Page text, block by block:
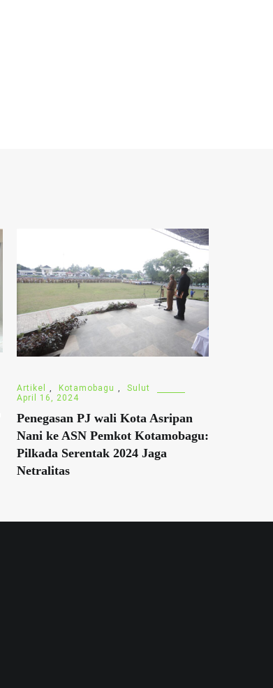
Artikel , Kotamobagu ,
Sulut
April 16, 2024
Penegasan PJ wali Kota Asripan
Nani ke ASN Pemkot Kotamobagu:
Pilkada Serentak 2024 Jaga
Netralitas